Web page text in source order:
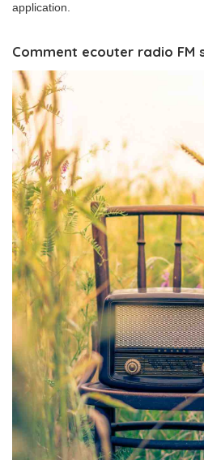
application.
Comment ecouter radio FM